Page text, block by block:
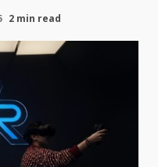
2 min read